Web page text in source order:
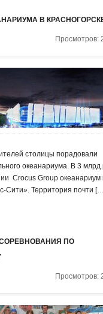
В
Просмотров:
столицы порадовали
океанариума. В 3 млрд
Crocus Group океанариум
Сити». Территория почти
ПО
Просмотров: